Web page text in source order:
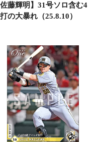
佐藤輝明】31号ソロ含む4
の大暴れ（25.8.10）